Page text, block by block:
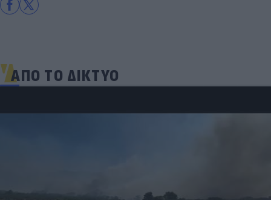
ΑΠΟ ΤΟ ΔΙΚΤΥΟ